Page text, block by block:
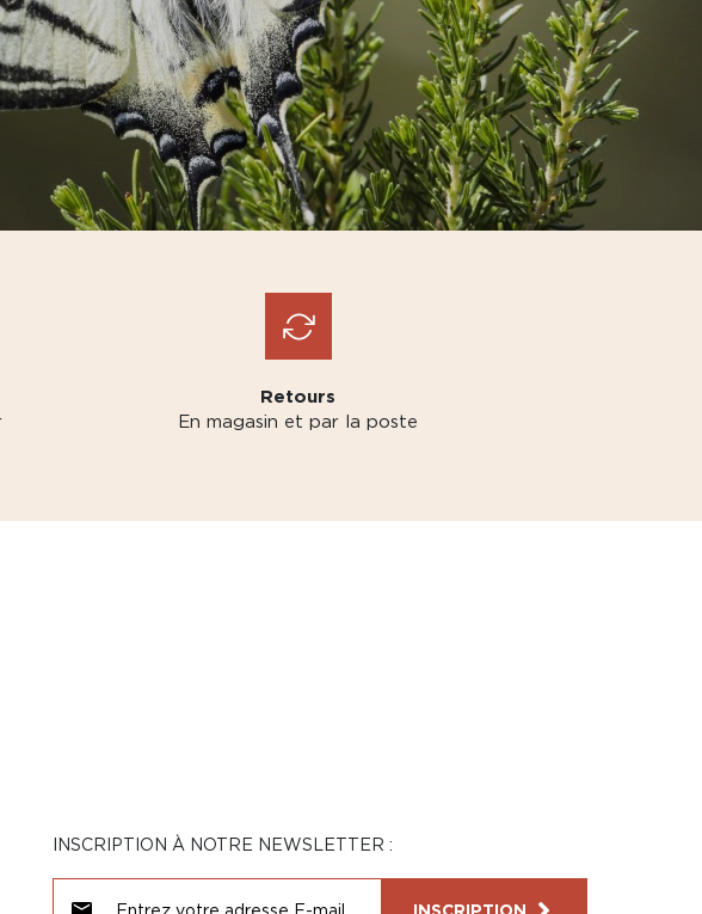
Retours
En magasin et par la poste
INSCRIPTION À NOTRE NEWSLETTER :
INSCRIPTION